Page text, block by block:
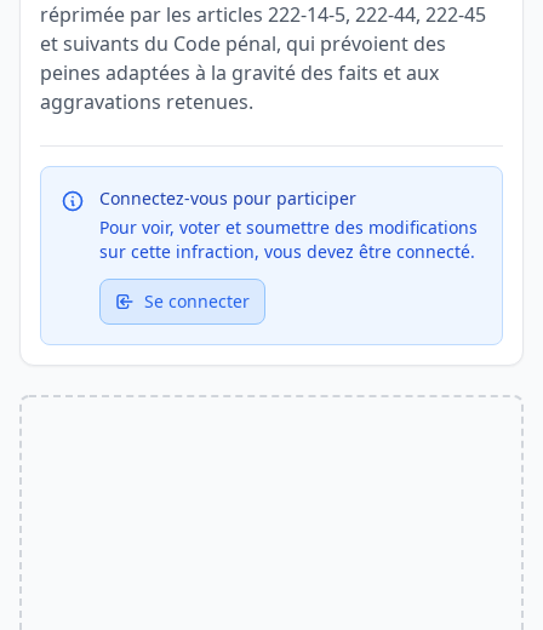
réprimée par les articles 222-14-5, 222-44, 222-45
et suivants du Code pénal, qui prévoient des
peines adaptées à la gravité des faits et aux
aggravations retenues.
Connectez-vous pour participer
Pour voir, voter et soumettre des modifications
sur cette infraction, vous devez être connecté.
Se connecter